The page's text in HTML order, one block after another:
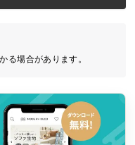
る場合があります。